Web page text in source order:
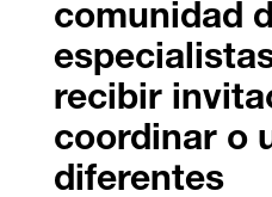
comunidad
recibir
coordinar o
diferentes